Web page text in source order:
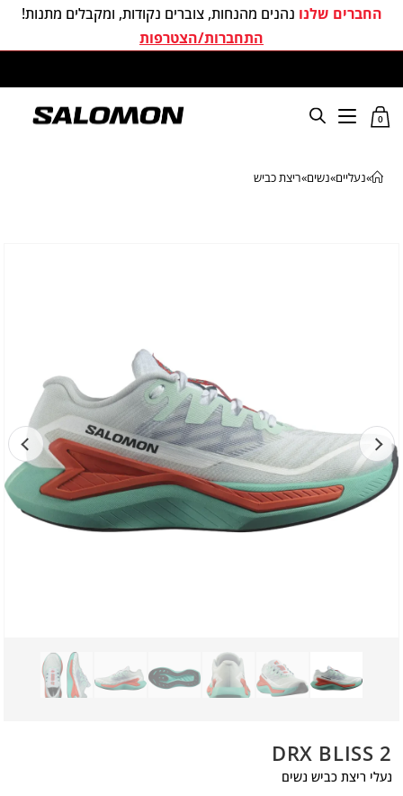
החברים שלנו נהנים מהנחות, צוברים נקודות, ומקבלים מתנות!
התחברות/הצטרפות
0
»נעליים»נשים»ריצת כביש
DRX BLISS 2
נעלי ריצת כביש נשים